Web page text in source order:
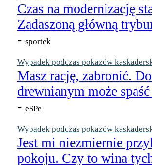
Czas na modernizację
Zadaszoną główną
- sportek
Wypadek podczas pokazów
Masz rację, zabronić.
drewnianym może
- eSPe
Wypadek podczas pokazów
Jest mi niezmiernie
pokoju. Czy to wina